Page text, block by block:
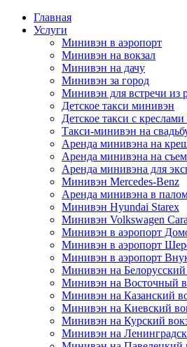
Главная
Услуги
Минивэн в аэропорт
Минивэн на вокзал
Минивэн на дачу
Минивэн за город
Минивэн для встречи из
Детское такси минивэн
Детское такси с
Такси-минивэн на
Аренда минивэна на
Аренда минивэна на
Аренда минивэна для
Минивэн Mercedes-Benz
Аренда минивэна в
Минивэн Hyundai Starex
Минивэн Volkswagen
Минивэн в аэропорт
Минивэн в аэропорт
Минивэн в аэропорт
Минивэн на Белорусский
Минивэн на Восточный
Минивэн на Казанский
Минивэн на Киевский
Минивэн на Курский
Минивэн на